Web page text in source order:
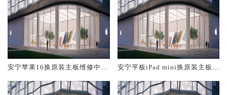
安宁苹果16换原装主板维修中心
安宁平板iPad mini换原装主板维